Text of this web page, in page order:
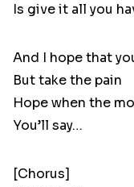
Is give it all you
And I hope that
But take the pain
Hope when the
You’ll say…
[Chorus]